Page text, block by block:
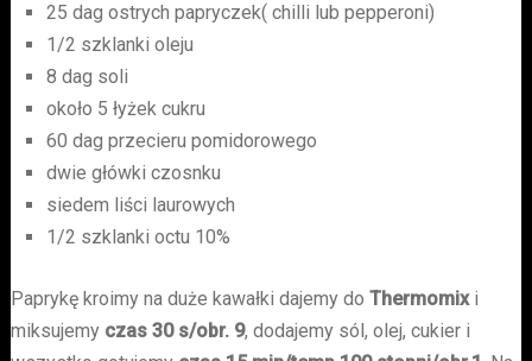
25 dag ostrych papryczek( chilli lub pepperoni)
1/2 szklanki oleju
8 dag soli
około 5 łyżek cukru
60 dag przecieru pomidorowego
dwie główki czosnku
siedem liści laurowych
1/2 szklanki octu 10%
Paprykę kroimy na duże kawałki dajemy do Thermomixi
miksujemy czas 30 s/obr. 9, dodajemy sól, olej, cukier i